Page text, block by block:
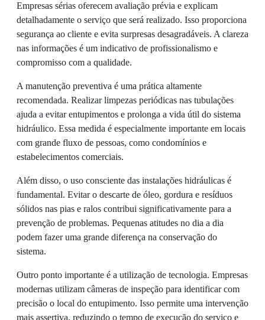
Empresas sérias oferecem avaliação prévia e explicam
detalhadamente o serviço que será realizado. Isso proporciona
segurança ao cliente e evita surpresas desagradáveis. A clareza
nas informações é um indicativo de profissionalismo e
compromisso com a qualidade.
A manutenção preventiva é uma prática altamente
recomendada. Realizar limpezas periódicas nas tubulações
ajuda a evitar entupimentos e prolonga a vida útil do sistema
hidráulico. Essa medida é especialmente importante em locais
com grande fluxo de pessoas, como condomínios e
estabelecimentos comerciais.
Além disso, o uso consciente das instalações hidráulicas é
fundamental. Evitar o descarte de óleo, gordura e resíduos
sólidos nas pias e ralos contribui significativamente para a
prevenção de problemas. Pequenas atitudes no dia a dia
podem fazer uma grande diferença na conservação do
sistema.
Outro ponto importante é a utilização de tecnologia. Empresas
modernas utilizam câmeras de inspeção para identificar com
precisão o local do entupimento. Isso permite uma intervenção
mais assertiva, reduzindo o tempo de execução do serviço e